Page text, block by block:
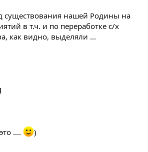
существования нашей Родины на
в т.ч. и по переработке с/х
как видно, выделяли ...
.... )